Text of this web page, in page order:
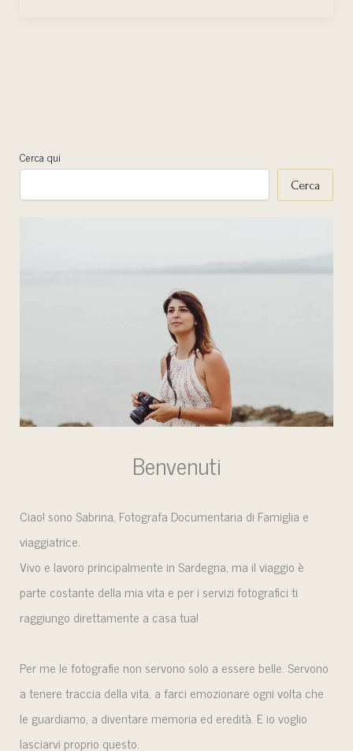
Cerca qui
Cerca
Benvenuti
Ciao! sono Sabrina, Fotografa Documentaria di Famiglia e
viaggiatrice.
Vivo e lavoro principalmente in Sardegna, ma il viaggio è
parte costante della mia vita e per i servizi fotografici ti
raggiungo direttamente a casa tua!
Per me le fotografie non servono solo a essere belle. Servono
a tenere traccia della vita, a farci emozionare ogni volta che
le guardiamo, a diventare memoria ed eredità. E io voglio
lasciarvi proprio questo.